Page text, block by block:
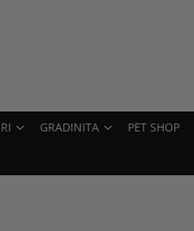
GRADINITA PET SHOP